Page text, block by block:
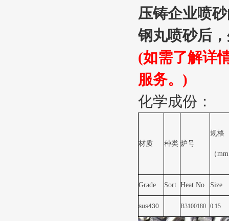
压铸企业喷
钢丸喷砂后
(如需了解详
服务。)
化学成份：
材质 种类 炉号
规格
（mm
Grade Sort Heat No Size
sus430 B3100180 0.15